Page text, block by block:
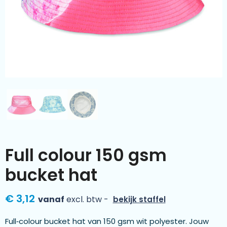
Kleding & textiel
Duurzamere geschenken
Meer categorieën
Zomer
Sinterklaas
Full colour 150 gsm
bucket hat
€ 3,12 vanaf excl. btw - bekijk staffel
Full‑colour bucket hat van 150 gsm wit polyester. Jouw